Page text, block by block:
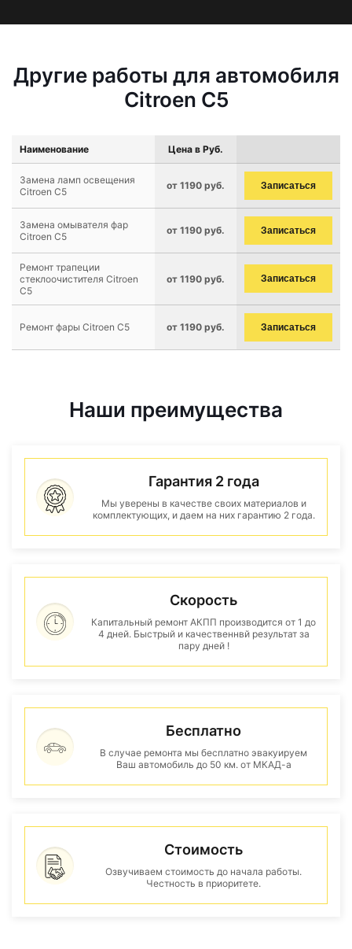
Другие работы для автомобиля
Citroen C5
Наименование Цена в Руб.
Замена ламп освещения
Citroen C5
от 1190 руб. Записаться
Замена омывателя фар
Citroen C5
от 1190 руб. Записаться
Ремонт трапеции
стеклоочистителя Citroen
C5
от 1190 руб. Записаться
Ремонт фары Citroen C5 от 1190 руб. Записаться
Наши преимущества
Гарантия 2 года
Мы уверены в качестве своих материалов и
комплектующих, и даем на них гарантию 2 года.
Скорость
Капитальный ремонт АКПП производится от 1 до
4 дней. Быстрый и качественнвй результат за
пару дней !
Бесплатно
В случае ремонта мы бесплатно эвакуируем
Ваш автомобиль до 50 км. от МКАД-а
Стоимость
Озвучиваем стоимость до начала работы.
Честность в приоритете.